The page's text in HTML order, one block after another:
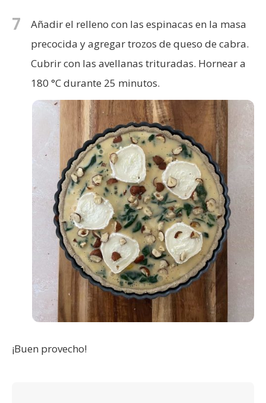
7
Añadir el relleno con las espinacas en la masa
precocida y agregar trozos de queso de cabra.
Cubrir con las avellanas trituradas. Hornear a
180 °C durante 25 minutos.
¡Buen provecho!